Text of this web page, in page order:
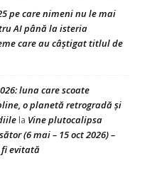
pe care nimeni nu le mai
AI până la isteria
care au câștigat titlul de
luna care scoate
o planetă retrogradă și
la Vine plutocalipsa
(6 mai – 15 oct 2026) –
fi evitată